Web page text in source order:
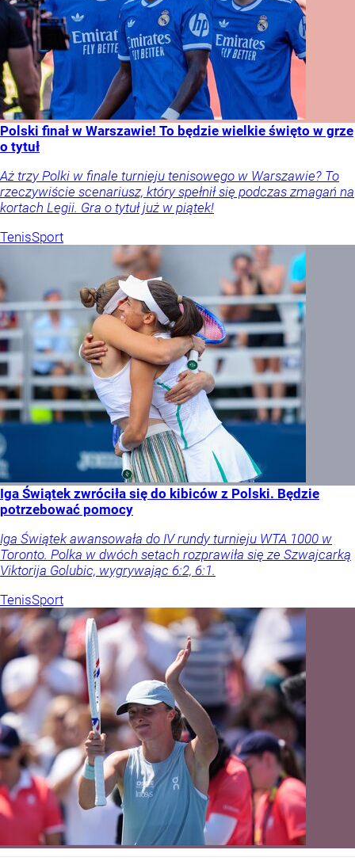
Polski finał w Warszawie! To będzie wielkie święto w grze
o tytuł
Aż trzy Polki w finale turnieju tenisowego w Warszawie? To
rzeczywiście scenariusz, który spełnił się podczas zmagań na
kortach Legii. Gra o tytuł już w piątek!
TenisSport
Iga Świątek zwróciła się do kibiców z Polski. Będzie
potrzebować pomocy
Iga Świątek awansowała do IV rundy turnieju WTA 1000 w
Toronto. Polka w dwóch setach rozprawiła się ze Szwajcarką
Viktorija Golubic, wygrywając 6:2, 6:1.
TenisSport